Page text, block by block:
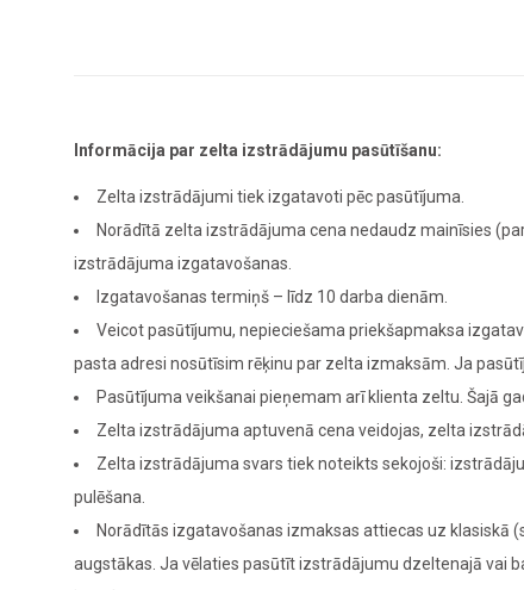
Informācija par zelta izstrādājumu pasūtīšanu:
Zelta izstrādājumi tiek izgatavoti pēc pasūtījuma.
Norādītā zelta izstrādājuma cena nedaudz mainīsies
izstrādājuma izgatavošanas.
Izgatavošanas termiņš – līdz 10 darba dienām.
Veicot pasūtījumu, nepieciešama priekšapmaksa
pasta adresi nosūtīsim rēķinu par zelta izmaksām. Ja
Pasūtījuma veikšanai pieņemam arī klienta zeltu. Šajā
Zelta izstrādājuma aptuvenā cena veidojas, zelta
Zelta izstrādājuma svars tiek noteikts sekojoši:
pulēšana.
Norādītās izgatavošanas izmaksas attiecas uz
augstākas. Ja vēlaties pasūtīt izstrādājumu dzeltenajā vai